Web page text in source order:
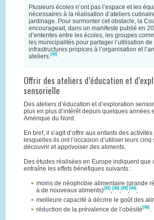
Plusieurs écoles n’ont pas l’espace et les
nécessaires à la réalisation d’ateliers
jardinage. Pour surmonter cet obstacle, la
encourageait, dans un manifeste publié en
d’ententes entre les écoles, les groupes
les municipalités pour partager l’utilisation
infrastructures propices à l’organisation et
ateliers.[40]
Offrir des ateliers d’éducation et
sensorielle
Des ateliers d’éducation et d’exploration
plus en plus d’intérêt depuis quelques années
Amérique du Nord.
En bref, il s’agit d’offrir aux enfants des
lesquelles ils ont l’occasion d’utiliser leurs cinq
découvrir et apprivoiser des aliments.
Des études réalisées en Europe indiquent que
entraîne les effets bénéfiques suivants :
moins de néophobie alimentaire (grande
à de nouveaux aliments)[41] ,[42] ,[43] ,[44] ;
meilleure capacité à décrire le goût des
réduction de la prévalence de l’obésité [46] .